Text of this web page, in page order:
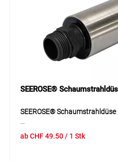
verschiedenen
Geeignet zur Sicherung und
Arbeiten an Fassaden,
weiteren Einsatzorten in der
SEEROSE®
SEEROSE® Schaumstrahldüse
dekoratives, weiches
abCHF49.50/ 1 Stk